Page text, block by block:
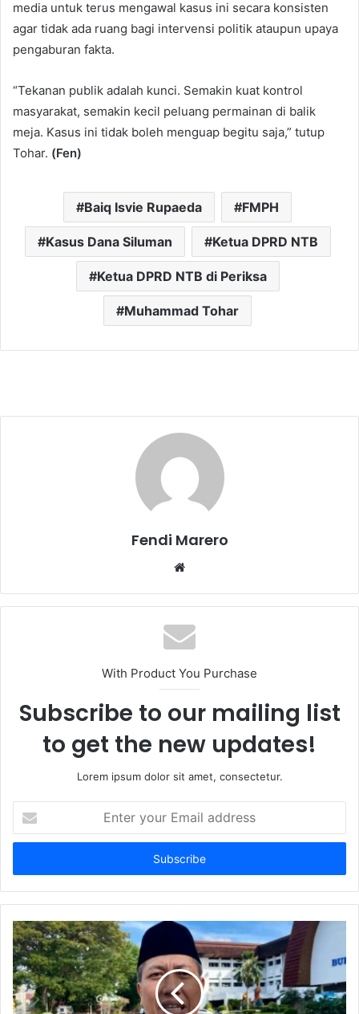
media untuk terus mengawal kasus ini secara konsisten
agar tidak ada ruang bagi intervensi politik ataupun upaya
pengaburan fakta.
“Tekanan publik adalah kunci. Semakin kuat kontrol
masyarakat, semakin kecil peluang permainan di balik
meja. Kasus ini tidak boleh menguap begitu saja,” tutup
Tohar. (Fen)
Baiq Isvie Rupaeda FMPH
Kasus Dana Siluman Ketua DPRD NTB
Ketua DPRD NTB di Periksa
Muhammad Tohar
Fendi Marero
With Product You Purchase
Subscribe to our mailing list
to get the new updates!
Lorem ipsum dolor sit amet, consectetur.
Enter
your
Email